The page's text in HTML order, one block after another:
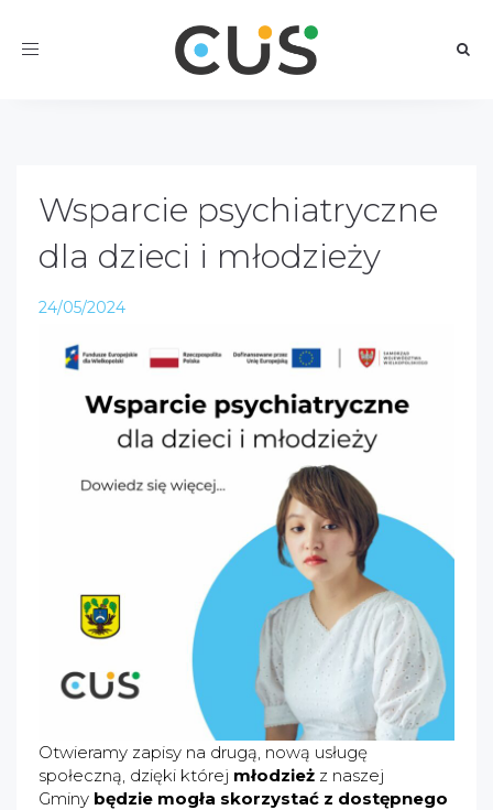
Toggle
Wsparcie psychiatryczne
dla dzieci i młodzieży
24/05/2024
Otwieramy zapisy na drugą, nową usługę
społeczną, dzięki której młodzież z naszej
Gminy będzie mogła skorzystać z dostępnego